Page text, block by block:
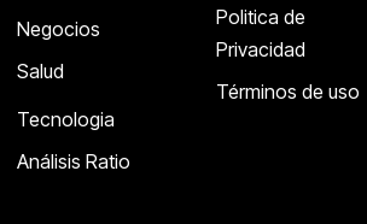
Negocios
Salud
Tecnologia
Análisis Ratio
Politica de
Privacidad
Términos de uso